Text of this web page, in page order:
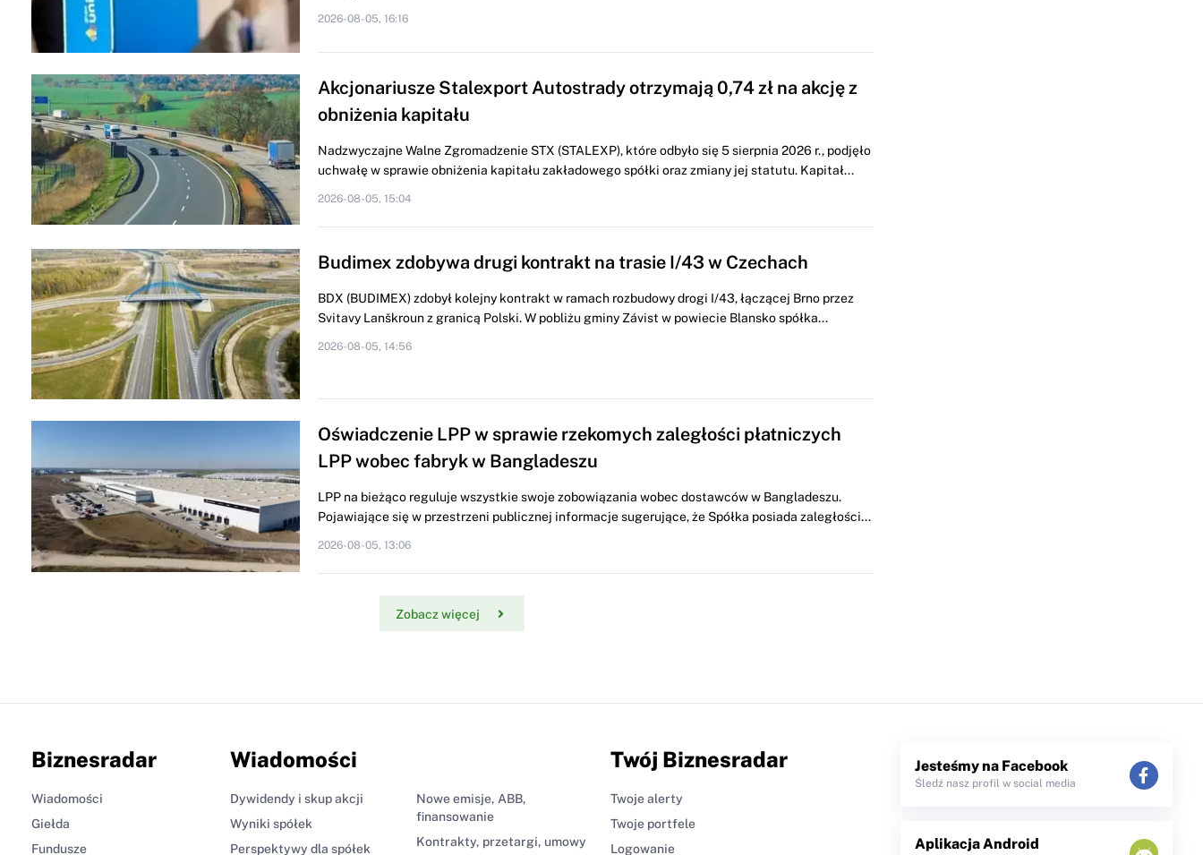
2026-08-05, 16:16
Akcjonariusze Stalexport Autostrady otrzymają 0,74 zł na akcję z
obniżenia kapitału
Nadzwyczajne Walne Zgromadzenie STX (STALEXP), które odbyło się 5 sierpnia 2026 r., podjęło
uchwałę w sprawie obniżenia kapitału zakładowego spółki oraz zmiany jej statutu. Kapitał...
2026-08-05, 15:04
Budimex zdobywa drugi kontrakt na trasie I/43 w Czechach
BDX (BUDIMEX) zdobył kolejny kontrakt w ramach rozbudowy drogi ‎I/43, łączącej Brno przez
Svitavy Lanškroun z granicą Polski. W pobliżu gminy ‎Závist w powiecie Blansko spółka...
2026-08-05, 14:56
Oświadczenie LPP w sprawie rzekomych zaległości płatniczych
LPP wobec fabryk w Bangladeszu
LPP na bieżąco reguluje wszystkie swoje zobowiązania wobec dostawców w Bangladeszu.
Pojawiające się w przestrzeni publicznej informacje sugerujące, że Spółka posiada zaległości...
2026-08-05, 13:06
Zobacz więcej
Biznesradar
Wiadomości
Giełda
Fundusze
Wiadomości
Dywidendy i skup akcji
Wyniki spółek
Perspektywy dla spółek
Nowe emisje, ABB,
finansowanie
Kontrakty, przetargi, umowy
Twój Biznesradar
Twoje alerty
Twoje portfele
Logowanie
Jesteśmy na Facebook
Śledź nasz profil w social media
Aplikacja Android